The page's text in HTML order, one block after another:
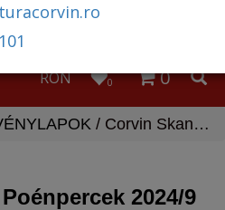
0
0
RON
/ Corvin Skandi Poénpercek 2024/9
2024/9